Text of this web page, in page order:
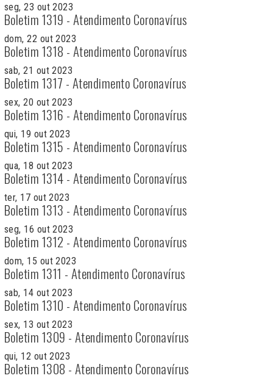
seg, 23 out 2023
Boletim 1319 - Atendimento Coronavírus
dom, 22 out 2023
Boletim 1318 - Atendimento Coronavírus
sab, 21 out 2023
Boletim 1317 - Atendimento Coronavírus
sex, 20 out 2023
Boletim 1316 - Atendimento Coronavírus
qui, 19 out 2023
Boletim 1315 - Atendimento Coronavírus
qua, 18 out 2023
Boletim 1314 - Atendimento Coronavírus
ter, 17 out 2023
Boletim 1313 - Atendimento Coronavírus
seg, 16 out 2023
Boletim 1312 - Atendimento Coronavírus
dom, 15 out 2023
Boletim 1311 - Atendimento Coronavírus
sab, 14 out 2023
Boletim 1310 - Atendimento Coronavírus
sex, 13 out 2023
Boletim 1309 - Atendimento Coronavírus
qui, 12 out 2023
Boletim 1308 - Atendimento Coronavírus